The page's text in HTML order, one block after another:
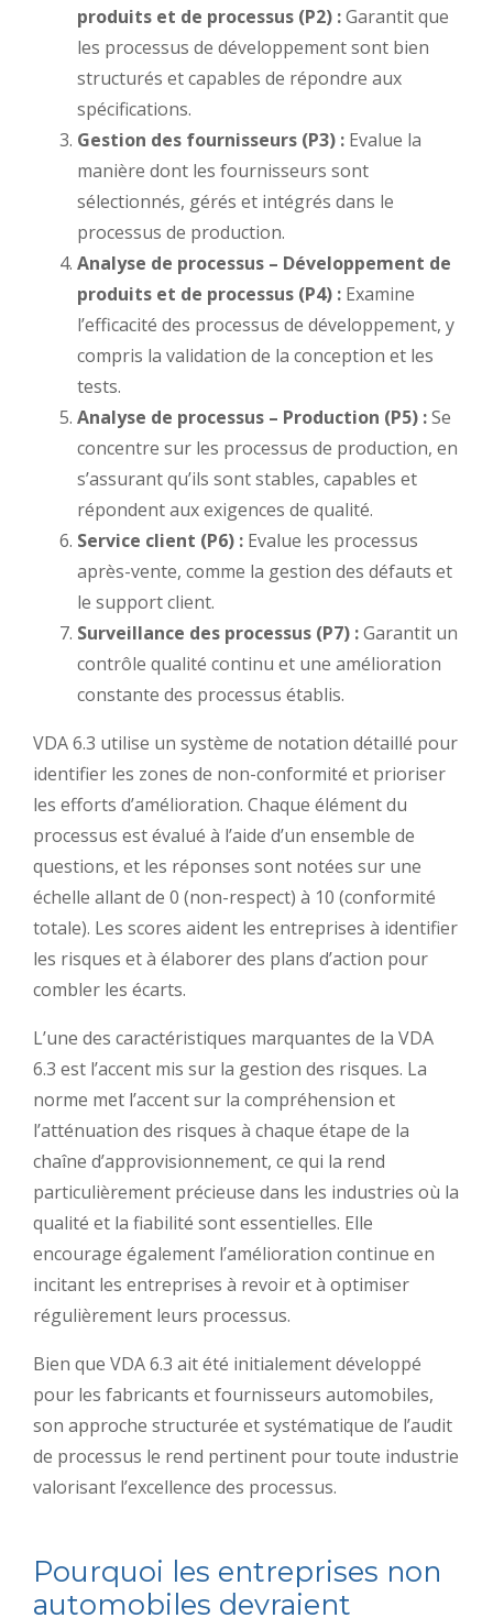
produits et de processus (P2) :Garantit que
les processus de développement sont bien
structurés et capables de répondre aux
spécifications.
Gestion des fournisseurs (P3) : Evalue la
manière dont les fournisseurs sont
sélectionnés, gérés et intégrés dans le
processus de production.
Analyse de processus – Développement de
produits et de processus (P4) : Examine
l’efficacité des processus de développement, y
compris la validation de la conception et les
tests.
Analyse de processus – Production (P5) :Se
concentre sur les processus de production, en
s’assurant qu’ils sont stables, capables et
répondent aux exigences de qualité.
Service client (P6) : Evalue les processus
après-vente, comme la gestion des défauts et
le support client.
Surveillance des processus (P7) :Garantit un
contrôle qualité continu et une amélioration
constante des processus établis.
VDA 6.3 utilise un système de notation détaillé pour
identifier les zones de non-conformité et prioriser
les efforts d’amélioration. Chaque élément du
processus est évalué à l’aide d’un ensemble de
questions, et les réponses sont notées sur une
échelle allant de 0 (non-respect) à 10 (conformité
totale). Les scores aident les entreprises à identifier
les risques et à élaborer des plans d’action pour
combler les écarts.
L’une des caractéristiques marquantes de la VDA
6.3 est l’accent mis sur la gestion des risques. La
norme met l’accent sur la compréhension et
l’atténuation des risques à chaque étape de la
chaîne d’approvisionnement, ce qui la rend
particulièrement précieuse dans les industries où la
qualité et la fiabilité sont essentielles. Elle
encourage également l’amélioration continue en
incitant les entreprises à revoir et à optimiser
régulièrement leurs processus.
Bien que VDA 6.3 ait été initialement développé
pour les fabricants et fournisseurs automobiles,
son approche structurée et systématique de l’audit
de processus le rend pertinent pour toute industrie
valorisant l’excellence des processus.
Pourquoi les entreprises non
automobiles devraient